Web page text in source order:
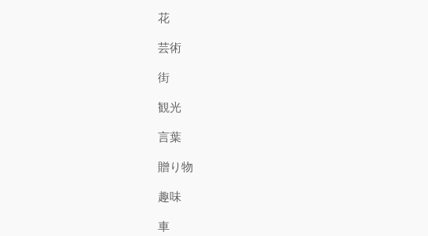
花
芸術
街
観光
言葉
贈り物
趣味
車